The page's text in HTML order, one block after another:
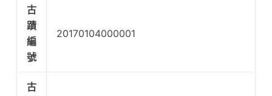
古
蹟
編
號
20170104000001
古